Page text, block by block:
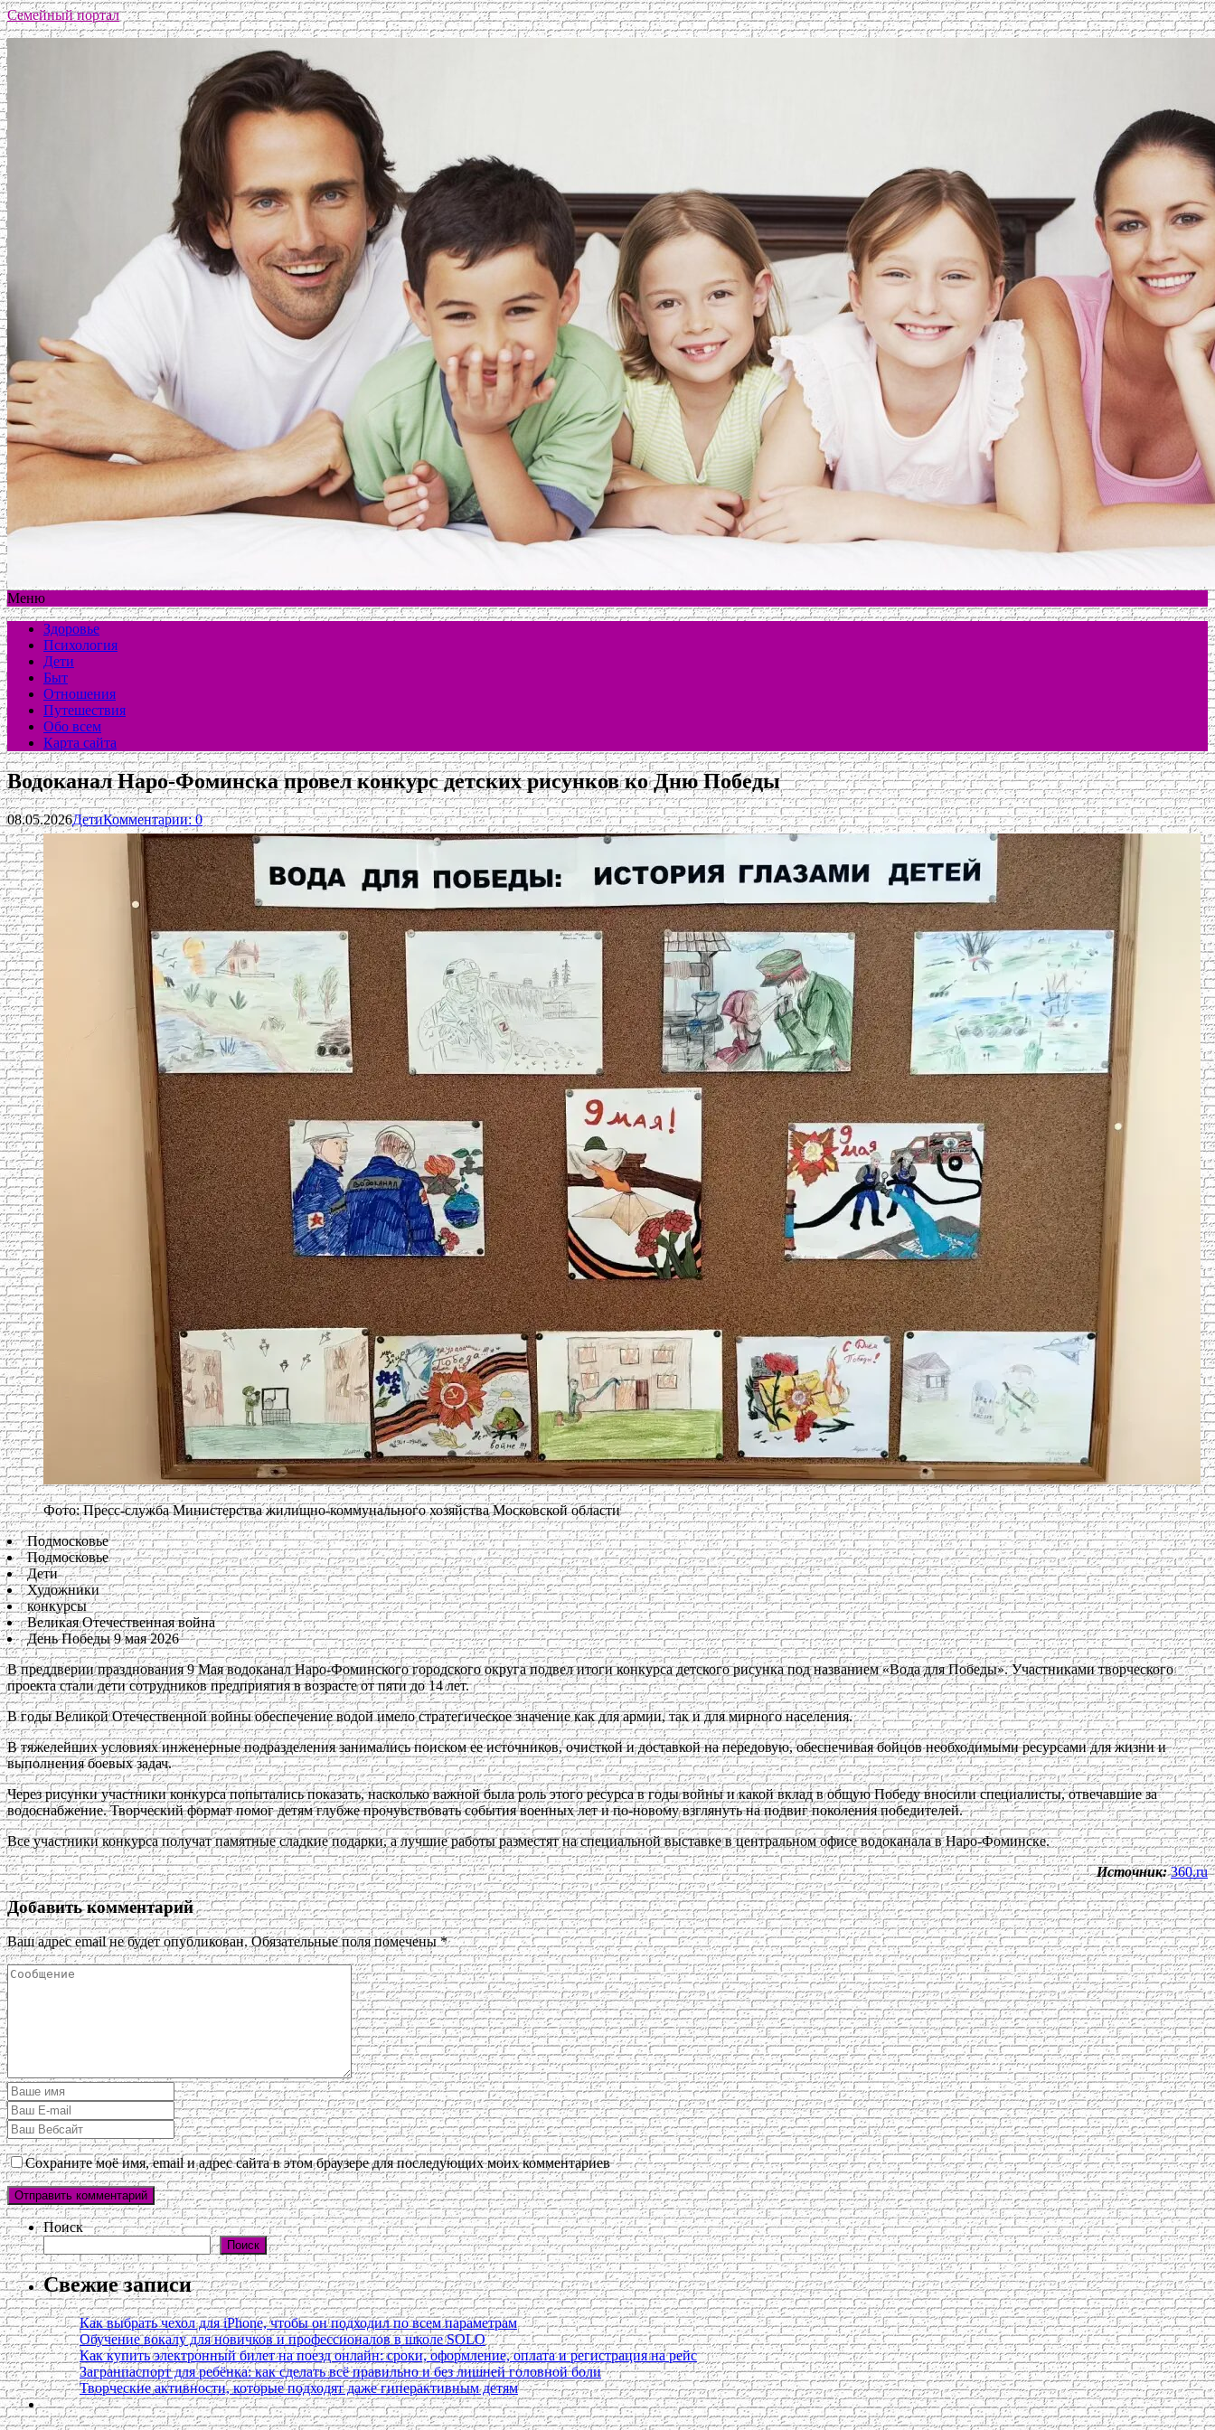
Семейный портал
Меню
Здоровье
Психология
Дети
Быт
Отношения
Путешествия
Обо всем
Карта сайта
Водоканал Наро-Фоминска провел конкурс детских рисунков ко Дню Победы
08.05.2026ДетиКомментарии: 0
Фото: Пресс-служба Министерства жилищно-коммунального хозяйства Московской области
Подмосковье
Подмосковье
Дети
Художники
конкурсы
Великая Отечественная война
День Победы 9 мая 2026
В преддверии празднования 9 Мая водоканал Наро-Фоминского городского округа подвел итоги конкурса детского рисунка под названием «Вода для Победы». Участниками творческого
проекта стали дети сотрудников предприятия в возрасте от пяти до 14 лет.
В годы Великой Отечественной войны обеспечение водой имело стратегическое значение как для армии, так и для мирного населения.
В тяжелейших условиях инженерные подразделения занимались поиском ее источников, очисткой и доставкой на передовую, обеспечивая бойцов необходимыми ресурсами для жизни и
выполнения боевых задач.
Через рисунки участники конкурса попытались показать, насколько важной была роль этого ресурса в годы войны и какой вклад в общую Победу вносили специалисты, отвечавшие за
водоснабжение. Творческий формат помог детям глубже прочувствовать события военных лет и по-новому взглянуть на подвиг поколения победителей.
Все участники конкурса получат памятные сладкие подарки, а лучшие работы разместят на специальной выставке в центральном офисе водоканала в Наро-Фоминске.
Источник: 360.ru
Добавить комментарий
Ваш адрес email не будет опубликован. Обязательные поля помечены*
Сохраните моё имя, email и адрес сайта в этом браузере для последующих моих комментариев
Поиск
Поиск
Свежие записи
Как выбрать чехол для iPhone, чтобы он подходил по всем параметрам
Обучение вокалу для новичков и профессионалов в школе SOLO
Как купить электронный билет на поезд онлайн: сроки, оформление, оплата и регистрация на рейс
Загранпаспорт для ребёнка: как сделать всё правильно и без лишней головной боли
Творческие активности, которые подходят даже гиперактивным детям